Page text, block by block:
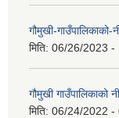
गौमुखी-
मिति: 06/26/2023 -
गौमुखी गाउँपालिकाको
मिति: 06/24/2022 -